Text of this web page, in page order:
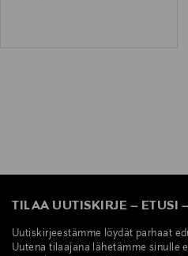
TILAA UUTISKIRJE – ETUSI
Uutiskirjeestämme löydät parhaat
Uutena tilaajana lähetämme sinulle